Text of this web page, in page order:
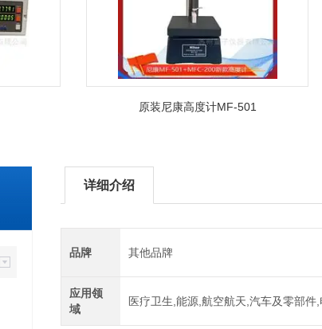
原装尼康高度计MF-501
详细介绍
品牌 其他品牌
应用领
域
医疗卫生,能源,航空航天,汽车及零部件,